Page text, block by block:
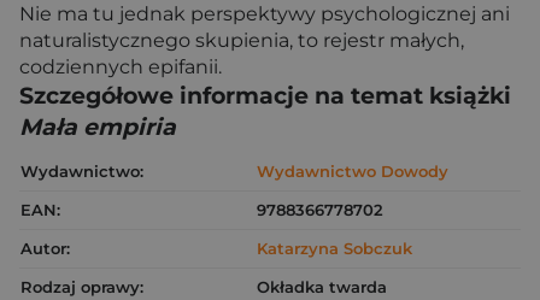
Nie ma tu jednak perspektywy psychologicznej ani
naturalistycznego skupienia, to rejestr małych,
codziennych epifanii.
Szczegółowe informacje na temat książki
Mała empiria
Wydawnictwo:
Wydawnictwo Dowody
EAN:
9788366778702
Autor:
Katarzyna Sobczuk
Rodzaj oprawy:
Okładka twarda